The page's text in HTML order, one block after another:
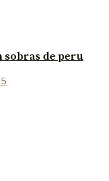
sobras de peru